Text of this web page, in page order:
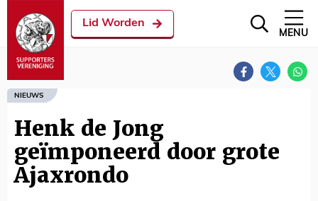
Lid Worden
MENU
NIEUWS
Henk de Jong
geïmponeerd door grote
Ajaxrondo